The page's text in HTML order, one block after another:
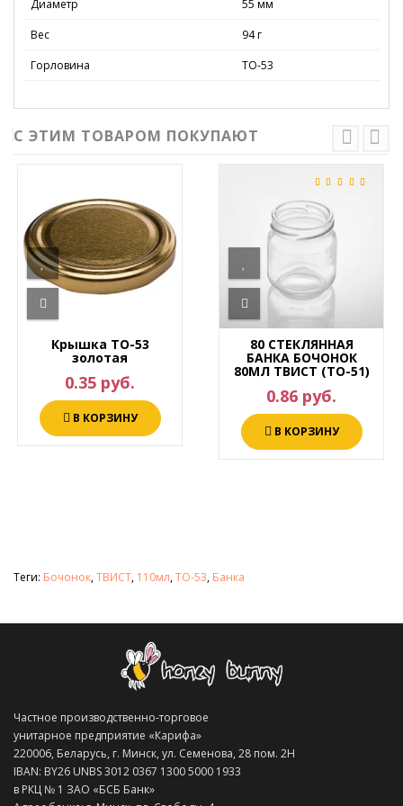
Диаметр
55 мм
Вес
94 г
Горловина
ТО-53
С ЭТИМ ТОВАРОМ ПОКУПАЮТ
Крышка ТО-53
золотая
0.35 руб.
В КОРЗИНУ
80 СТЕКЛЯННАЯ
БАНКА БОЧОНОК
80МЛ ТВИСТ (ТО-51)
0.86 руб.
В КОРЗИНУ
Теги: Бочонок,ТВИСТ, 110мл,ТО-53, Банка
Частное производственно-торговое
унитарное предприятие «Карифа»
220006, Беларусь, г. Минск, ул. Семенова, 28 пом. 2Н
IBAN: BY26 UNBS 3012 0367 1300 5000 1933
в РКЦ № 1 ЗАО «БСБ Банк»